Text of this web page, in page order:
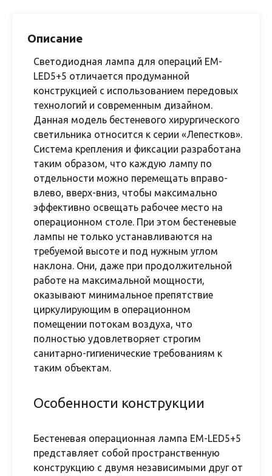
Описание
Светодиодная лампа для операций EM-
LED5+5 отличается продуманной
конструкцией с использованием передовых
технологий и современным дизайном.
Данная модель бестеневого хирургического
светильника относится к серии «Лепестков».
Система крепления и фиксации разработана
таким образом, что каждую лампу по
отдельности можно перемещать вправо-
влево, вверх-вниз, чтобы максимально
эффективно освещать рабочее место на
операционном столе. При этом бестеневые
лампы не только устанавливаются на
требуемой высоте и под нужным углом
наклона. Они, даже при продолжительной
работе на максимальной мощности,
оказывают минимальное препятствие
циркулирующим в операционном
помещении потокам воздуха, что
полностью удовлетворяет строгим
санитарно-гигиенические требованиям к
таким объектам.
Особенности конструкции
Бестеневая операционная лампа EM-LED5+5
представляет собой пространственную
конструкцию с двумя независимыми друг от